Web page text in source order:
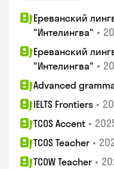
Ереванский
"Интелингва" •
Ереванский
"Интелингва" •
Advanced
IELTS Frontiers •
TCOS Accent •
TCOS Teacher •
TCOW Teacher •